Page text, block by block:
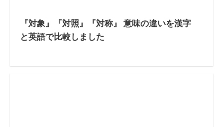
『対象』『対照』『対称』 意味の違いを漢字
と英語で比較しました